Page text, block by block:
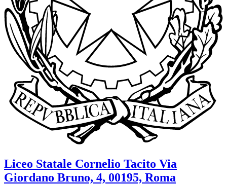
Liceo Statale Cornelio Tacito Via
Giordano Bruno, 4, 00195, Roma